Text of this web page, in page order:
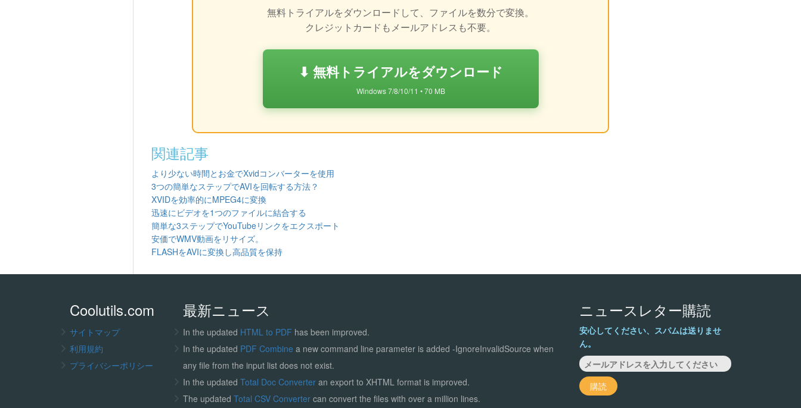
無料トライアルをダウンロードして、ファイルを数分で変換。
クレジットカードもメールアドレスも不要。
⬇ 無料トライアルをダウンロード
Windows 7/8/10/11 • 70 MB
関連記事
より少ない時間とお金でXvidコンバーターを使用
3つの簡単なステップでAVIを回転する方法？
XVIDを効率的にMPEG4に変換
迅速にビデオを1つのファイルに結合する
簡単な3ステップでYouTubeリンクをエクスポート
安価でWMV動画をリサイズ。
FLASHをAVIに変換し高品質を保持
Coolutils.com
サイトマップ
利用規約
プライバシーポリシー
最新ニュース
In the updated HTML to PDF has been improved.
In the updated PDF Combine a new command line parameter is added -IgnoreInvalidSource when
any file from the input list does not exist.
In the updated Total Doc Converter an export to XHTML format is improved.
The updated Total CSV Converter can convert the files with over a million lines.
ニュースレター購読
安心してください、スパムは送りませ
ん。
購読